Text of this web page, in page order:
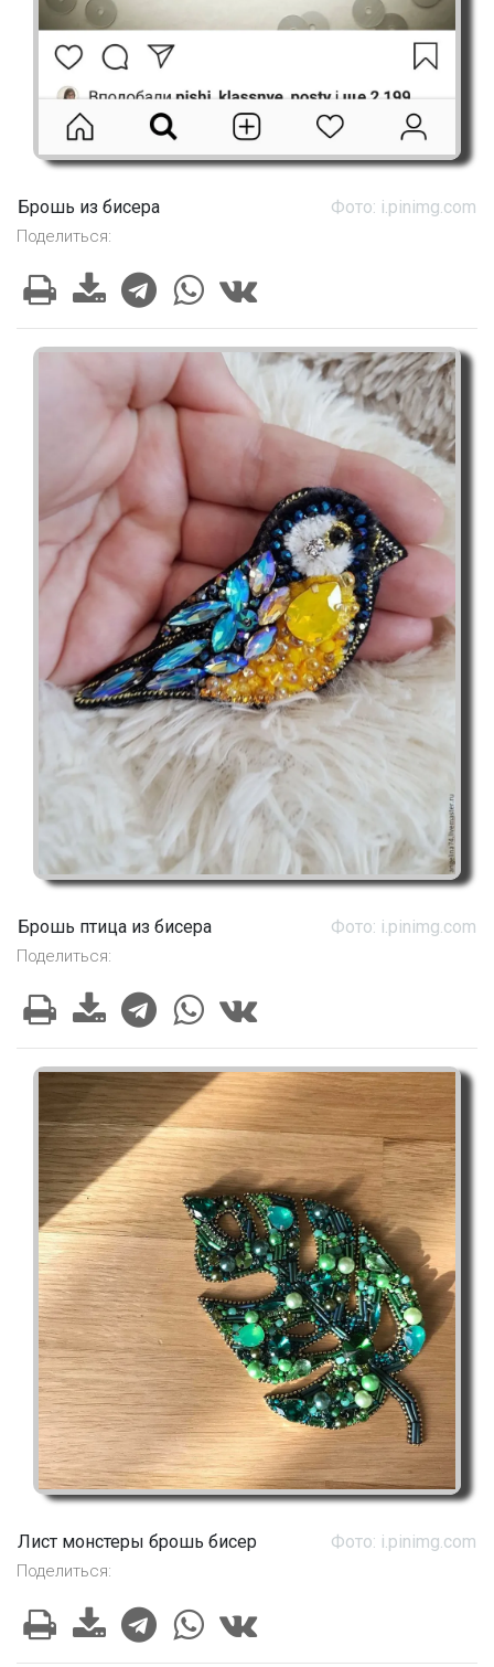
Брошь из бисера Фото: i.pinimg.com
Поделиться:
Брошь птица из бисера Фото: i.pinimg.com
Поделиться:
Лист монстеры брошь бисер Фото: i.pinimg.com
Поделиться: